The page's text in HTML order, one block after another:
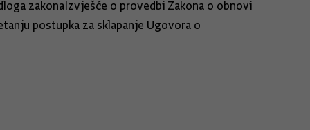
zakonaIzvješće o provedbi Zakona o obnovi
postupka za sklapanje Ugovora o